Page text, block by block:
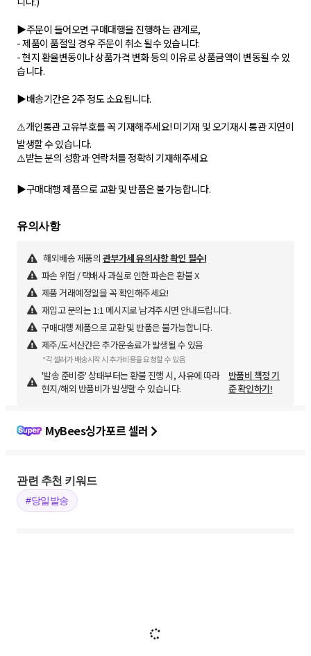
▶️주문이 들어오면 구매대행을 진행하는 관계로,
- 제품이 품절일 경우 주문이 취소 될수 있습니다.
- 현지 환율변동이나 상품가격 변화 등의 이유로 상품금액이 변동될 수 있
습니다.
▶️배송기간은 2주 정도 소요됩니다.
⚠️개인통관 고유부호를 꼭 기재해주세요! 미기재 및 오기재시 통관 지연이
발생할 수 있습니다.
⚠️받는 분의 성함과 연락처를 정확히 기재해주세요
▶️구매대행 제품으로 교환 및 반품은 불가능합니다.
유의사항
해외배송 제품의 관부가세 유의사항 확인 필수!
파손 위험 / 택배사 과실로 인한 파손은 환불 X
제품 거래예정일을 꼭 확인해주세요!
재입고 문의는 1:1 메시지로 남겨주시면 안내드립니다.
구매대행 제품으로 교환 및 반품은 불가능합니다.
제주/도서산간은 추가운송료가 발생될 수 있음
*각 셀러가 배송시작 시 추가비용을 요청할 수 있음
'발송 준비중' 상태부터는 환불 진행 시, 사유에 따라
현지/해외 반품비가 발생할 수 있습니다.
반품비 책정 기
준 확인하기!
MyBees싱가포르 셀러
관련 추천 키워드
#당일발송